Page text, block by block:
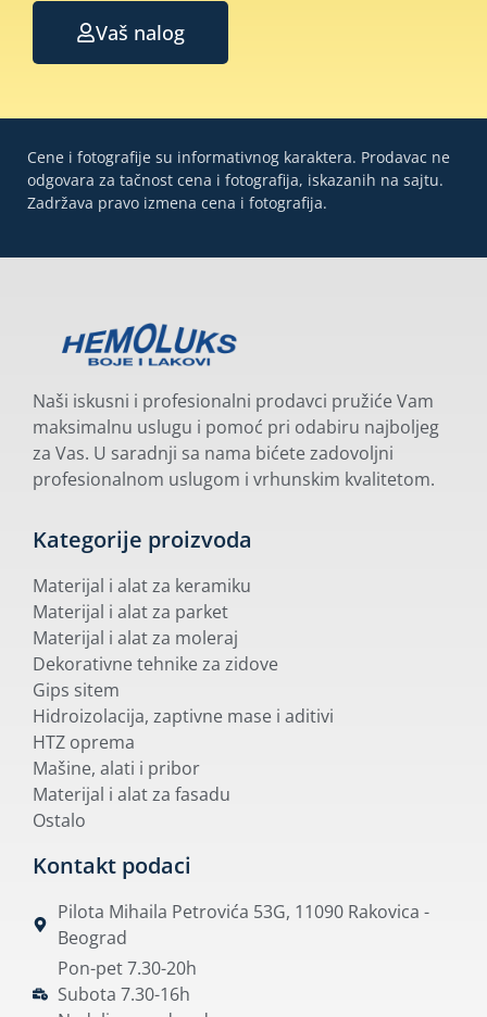
Vaš nalog
Cene i fotografije su informativnog karaktera. Prodavac ne
odgovara za tačnost cena i fotografija, iskazanih na sajtu.
Zadržava pravo izmena cena i fotografija.
Naši iskusni i profesionalni prodavci pružiće Vam
maksimalnu uslugu i pomoć pri odabiru najboljeg
za Vas. U saradnji sa nama bićete zadovoljni
profesionalnom uslugom i vrhunskim kvalitetom.
Kategorije proizvoda
Materijal i alat za keramiku
Materijal i alat za parket
Materijal i alat za moleraj
Dekorativne tehnike za zidove
Gips sitem
Hidroizolacija, zaptivne mase i aditivi
HTZ oprema
Mašine, alati i pribor
Materijal i alat za fasadu
Ostalo
Kontakt podaci
Pilota Mihaila Petrovića 53G, 11090 Rakovica -
Beograd
Pon-pet 7.30-20h
Subota 7.30-16h